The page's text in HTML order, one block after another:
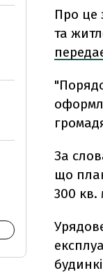
Про це
та
За
що
300 кв.